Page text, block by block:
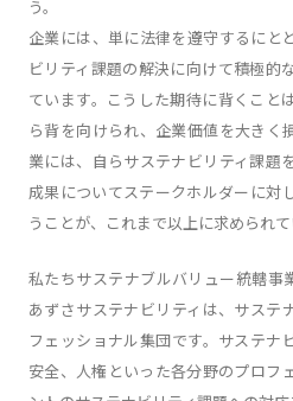
う。
企業には、単に法律を遵守するにと
ビリティ課題の解決に向けて積極的
ています。こうした期待に背くこと
ら背を向けられ、企業価値を大きく
業には、自らサステナビリティ課題
成果についてステークホルダーに対
うことが、これまで以上に求められて
私たちサステナブルバリュー統轄事
あずさサステナビリティは、サステ
フェッショナル集団です。サステナ
安全、人権といった各分野のプロフ